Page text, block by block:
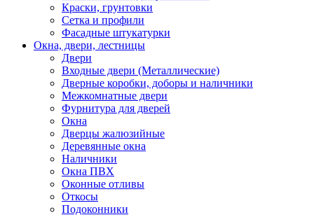
Краски, грунтовки
Сетка и профили
Фасадные штукатурки
Окна, двери, лестницы
Двери
Входные двери (Металлические)
Дверные коробки, доборы и наличники
Межкомнатные двери
Фурнитура для дверей
Окна
Дверцы жалюзийные
Деревянные окна
Наличники
Окна ПВХ
Оконные отливы
Откосы
Подоконники